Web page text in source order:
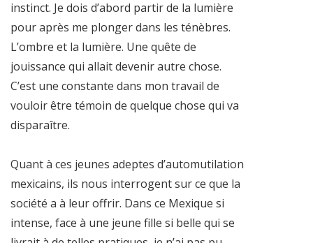
instinct. Je dois d’abord partir de la lumière
pour après me plonger dans les ténèbres.
L’ombre et la lumière. Une quête de
jouissance qui allait devenir autre chose.
C’est une constante dans mon travail de
vouloir être témoin de quelque chose qui va
disparaître.
Quant à ces jeunes adeptes d’automutilation
mexicains, ils nous interrogent sur ce que la
société a à leur offrir. Dans ce Mexique si
intense, face à une jeune fille si belle qui se